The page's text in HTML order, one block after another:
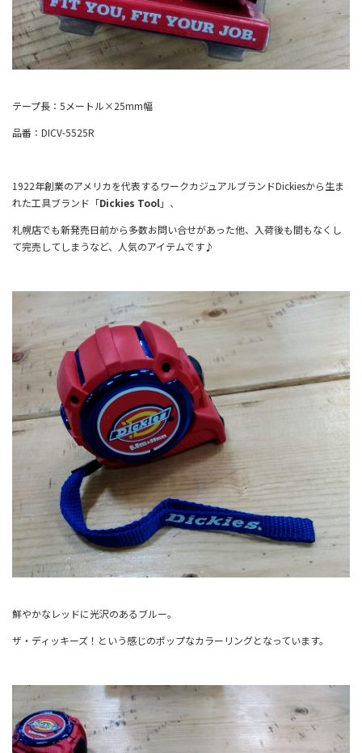
テープ長：5メートル×25mm幅
品番：DICV-5525R
1922年創業のアメリカを代表するワークカジュアルブランドDickiesから生ま
れた工具ブランド「Dickies Tool」、
札幌店でも新発売日前から多数お問い合せがあった他、入荷後も間もなくし
て完売してしまうなど、人気のアイテムです♪
鮮やかなレッドに光沢のあるブルー。
ザ・ディッキーズ！という感じのポップなカラーリングとなっています。